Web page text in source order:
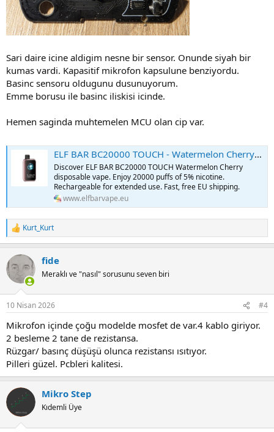
Sari daire icine aldigim nesne bir sensor. Onunde siyah bir
kumas vardi. Kapasitif mikrofon kapsulune benziyordu.
Basinc sensoru oldugunu dusunuyorum.
Emme borusu ile basinc iliskisi icinde.
Hemen saginda muhtemelen MCU olan cip var.
ELF BAR BC20000 TOUCH - Watermelon Cherry Disposable Vape
Discover ELF BAR BC20000 TOUCH Watermelon Cherry
disposable vape. Enjoy 20000 puffs of 5% nicotine.
Rechargeable for extended use. Fast, free EU shipping.
www.elfbarvape.eu
R
e
c
t
i
n
s
Kurt_Kurt
fide
Meraklı ve "nasıl" sorusunu seven biri
10 Nisan 2026 #4
Mikrofon içinde çoğu modelde mosfet de var.4 kablo giriyor.
2 besleme 2 tane de rezistansa.
Rüzgar/ basınç düşüşü olunca rezistansı ısıtıyor.
Pilleri güzel. Pcbleri kalitesi.
Mikro Step
Kıdemli Üye